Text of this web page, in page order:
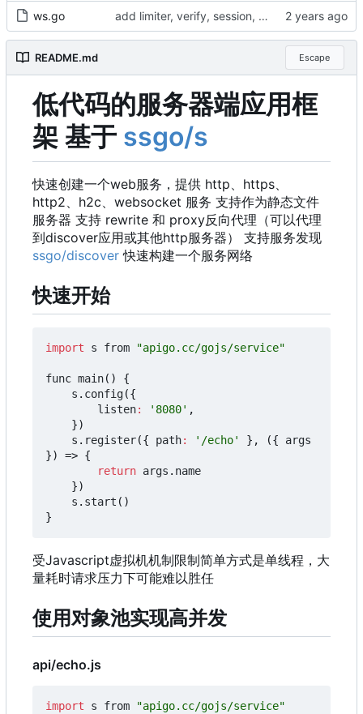
ws.go add limiter, verify, session, websocket ...
README.md Escape
低代码的服务器端应用框
架 基于 ssgo/s
快速创建一个web服务 ， 提供 http、https、
http2、h2c、websocket 服务 支持作为静态文件
服务器 支持 rewrite 和 proxy反向代理 （可以代理
到discover应用或其他http服务器）
支持服务发现
ssgo/discover 快速构建一个服务网络
快速开始
import s from "apigo.cc/gojs/service"
func main()
{
s . config({
listen: '8080' ,
})
s . register({ path: '/echo' }, ({
args
})
=> {
return args . name
})
s . start ()
}
受Javascript虚拟机机制限制简单方式是单线程 ， 大
量耗时请求压力下可能难以胜任
使用对象池实现高并发
api/echo.js
import s from "apigo.cc/gojs/service"